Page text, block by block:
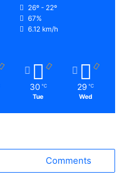
26º - 22º
67%
6.12 km/h
30 ℃
Tue
29 ℃
Wed
Comments